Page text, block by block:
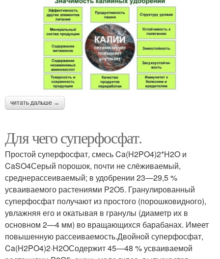
читать дальше →
Для чего суперфосфат.
Простой суперфосфат, смесь Ca(H2PO4)2*H2O и
CaSO4Серый порошок, почти не слёживаемый,
среднерассеиваемый; в удобрении 23—29,5 %
усваиваемого растениями P2O5. Гранулированный
суперфосфат получают из простого (порошковидного),
увлажняя его и окатывая в гранулы (диаметр их в
основном 2—4 мм) во вращающихся барабанах. Имеет
повышенную рассеиваемость.Двойной суперфосфат,
Ca(H2PO4)2·H2OСодержит 45—48 % усваиваемой